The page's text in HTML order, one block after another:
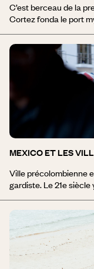
C’est berceau de la
Cortez fonda le port mythique
Xochicalco et ses
couleurs vers Tlaxcala ou encore dans l’Etat de Puebla, Cholula et
Cantona, un des plus
El Tajin et sa
un plat épicé à base
gustative. El tequila :
un élément
paysages d’agave et
Tequila ont été
MEXICO ET LES
Ville précolombienne
gardiste. Le 21e
fascinaient déjà les
sont nombreux,
toutes les bourses.
la place Garibaldi
moulés dans leurs